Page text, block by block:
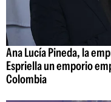
Ana Lucía Pineda, la
Espriella un emporio
Colombia